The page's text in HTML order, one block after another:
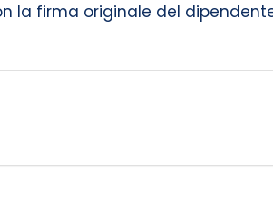
la firma originale del